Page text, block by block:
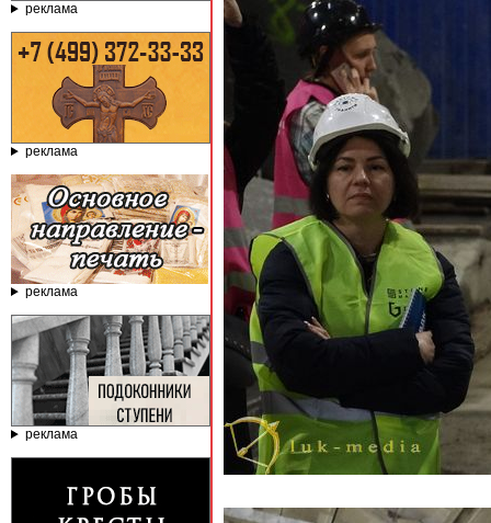
реклама
реклама
реклама
реклама